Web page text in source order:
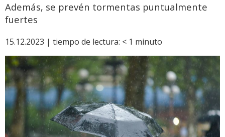
Además, se prevén tormentas puntualmente
fuertes
15.12.2023 | tiempo de lectura: < 1 minuto